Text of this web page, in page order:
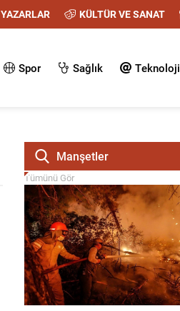
YAZARLAR KÜLTÜR VE SANAT
Spor Sağlık Teknoloji
Manşetler
Tümünü Gör